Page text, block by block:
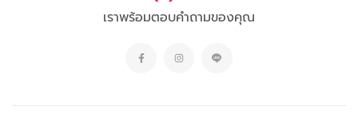
เราพร้อมตอบคำถามของคุณ